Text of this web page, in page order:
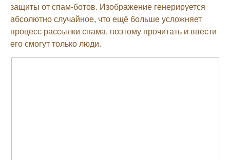
защиты от спам-ботов. Изображение генерируется
абсолютно случайное, что ещё больше усложняет
процесс рассылки спама, поэтому прочитать и ввести
его смогут только люди.